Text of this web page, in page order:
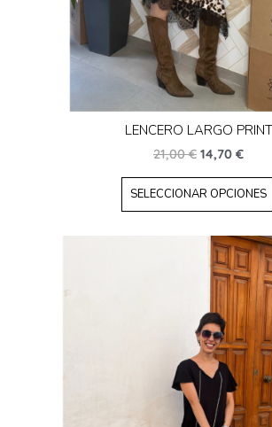
LENCERO LARGO PRINT
21,00€ 14,70 €
SELECCIONAR OPCIONES